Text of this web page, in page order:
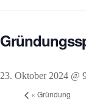
23. Oktober 2024 @
« Gründung